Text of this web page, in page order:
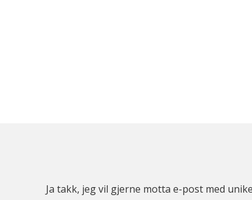
Ja takk, jeg vil gjerne motta e-post med